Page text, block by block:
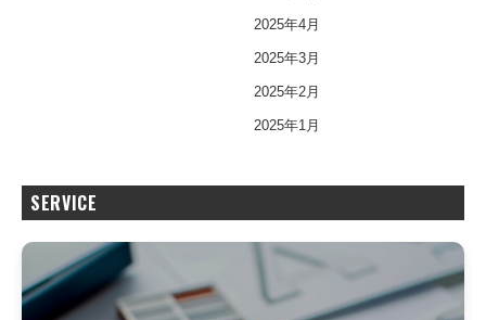
2025年4月
2025年3月
2025年2月
2025年1月
SERVICE